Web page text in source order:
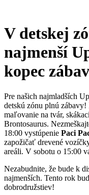
V detskej
najmenší
kopec
Pre našich najmladších
detskú zónu plnú
maľovanie na tvár,
Brontosaurus.
18:00 vystúpenie Paci
zapožičať drevené
areáli. V sobotu o 15:00
Nezabudnite, že bude k
najmenších. Tento rok
dobrodružstiev!